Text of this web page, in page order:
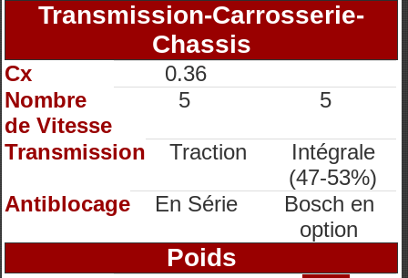
Transmission-Carrosserie-
Chassis
Cx
0.36
Nombre
de Vitesse
5 5
Transmission Traction
Intégrale
(47-53%)
Antiblocage
En Série
Bosch en
option
Poids